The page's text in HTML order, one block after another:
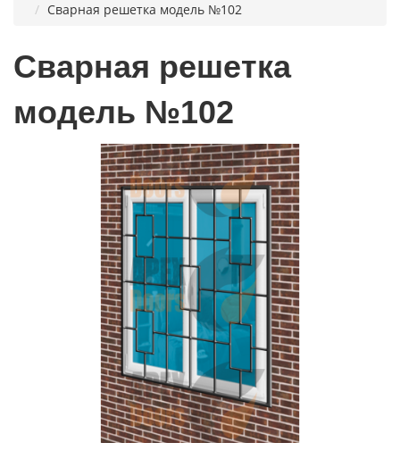
Сварная решетка модель №102
Сварная решетка
модель №102